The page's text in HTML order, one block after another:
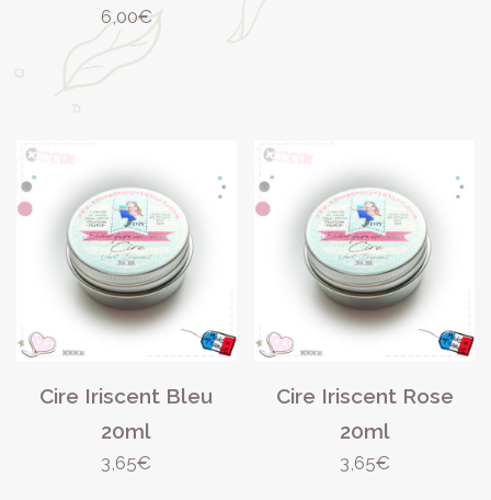
6,00€
Cire Iriscent Bleu
20ml
3,65€
Cire Iriscent Rose
20ml
3,65€